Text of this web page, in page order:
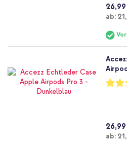
ab: Ab
98%
ab: Ab